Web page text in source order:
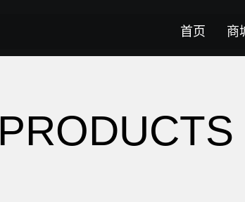
首页 商
PRODUCTS